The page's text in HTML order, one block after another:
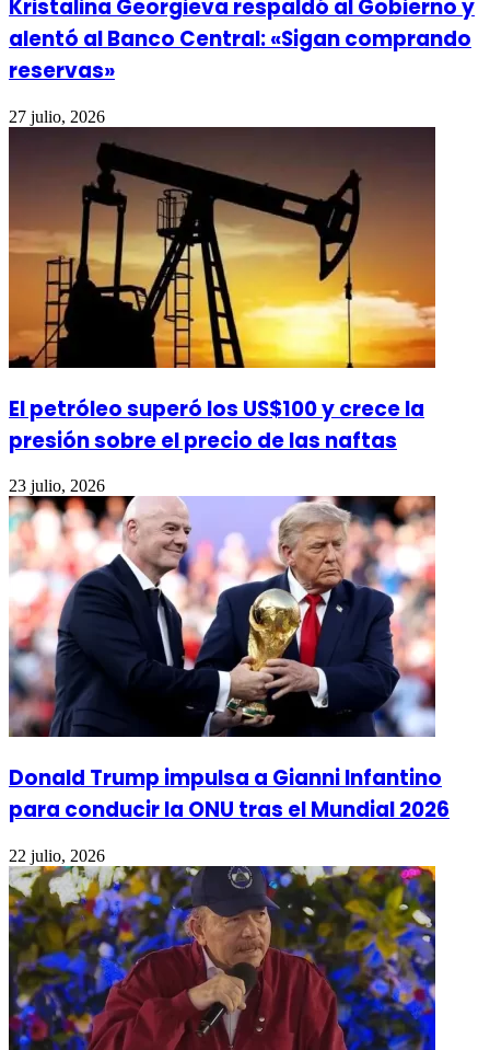
Kristalina Georgieva respaldó al Gobierno y
alentó al Banco Central: «Sigan comprando
reservas»
27 julio, 2026
El petróleo superó los US$100 y crece la
presión sobre el precio de las naftas
23 julio, 2026
Donald Trump impulsa a Gianni Infantino
para conducir la ONU tras el Mundial 2026
22 julio, 2026